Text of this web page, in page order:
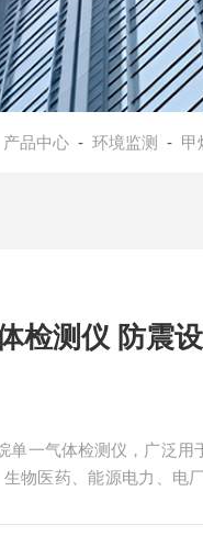
产品中心- 环境监测 - 甲
甲烷单一气体检测仪
单一气体检测仪，广泛
物医药、能源电力、电